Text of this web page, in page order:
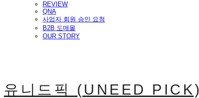
REVIEW
QNA
사업자 회원 승인 요청
B2B 도매몰
OUR STORY
유니드픽 (UNEED PICK)